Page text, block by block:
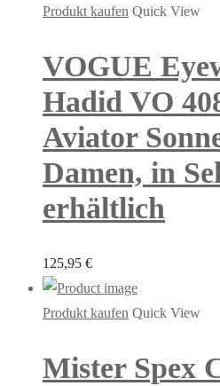
Produkt kaufen Quick View
VOGUE
Hadid VO
Aviator
Damen, in
erhältlich
125,95 €
Produkt kaufen Quick View
Mister Spex